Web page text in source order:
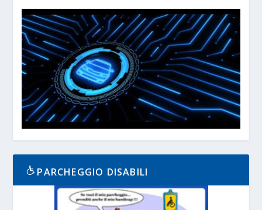
PARCHEGGIO DISABILI